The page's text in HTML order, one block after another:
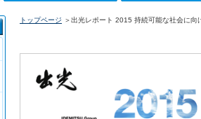
トップページ ＞出光レポート 2015 持続可能な社会に